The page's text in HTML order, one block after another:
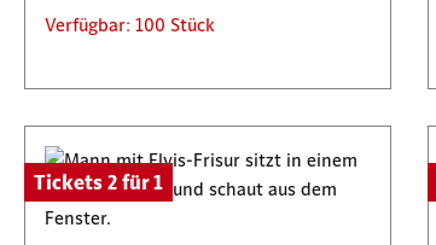
Verfügbar: 100 Stück
Tickets 2 für 1